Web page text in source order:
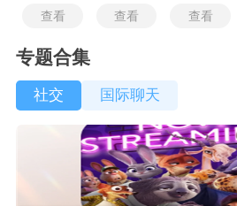
查看 查看 查看
专题合集
社交 国际聊天